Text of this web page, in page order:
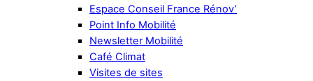
Espace Conseil France Rénov’
Point Info Mobilité
Newsletter Mobilité
Café Climat
Visites de sites